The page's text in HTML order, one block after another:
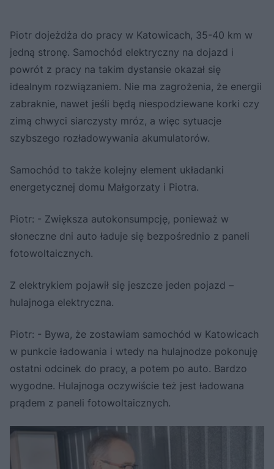
Piotr dojeżdża do pracy w Katowicach, 35-40 km w
jedną stronę. Samochód elektryczny na dojazd i
powrót z pracy na takim dystansie okazał się
idealnym rozwiązaniem. Nie ma zagrożenia, że energii
zabraknie, nawet jeśli będą niespodziewane korki czy
zimą chwyci siarczysty mróz, a więc sytuacje
szybszego rozładowywania akumulatorów.
Samochód to także kolejny element układanki
energetycznej domu Małgorzaty i Piotra.
Piotr: - Zwiększa autokonsumpcję, ponieważ w
słoneczne dni auto ładuje się bezpośrednio z paneli
fotowoltaicznych.
Z elektrykiem pojawił się jeszcze jeden pojazd –
hulajnoga elektryczna.
Piotr: - Bywa, że zostawiam samochód w Katowicach
w punkcie ładowania i wtedy na hulajnodze pokonuję
ostatni odcinek do pracy, a potem po auto. Bardzo
wygodne. Hulajnoga oczywiście też jest ładowana
prądem z paneli fotowoltaicznych.